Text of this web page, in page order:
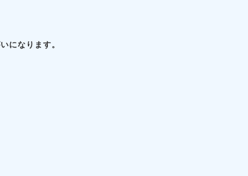
になります。